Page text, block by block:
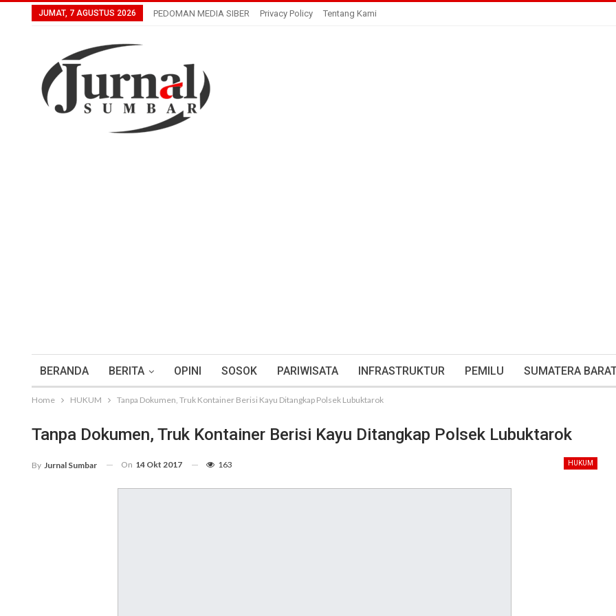
JUMAT, 7 AGUSTUS 2026 PEDOMAN MEDIA SIBER Privacy Policy Tentang Kami
BERANDA BERITA OPINI SOSOK PARIWISATA INFRASTRUKTUR PEMILU SUMATERA
Home HUKUM Tanpa Dokumen, Truk Kontainer Berisi Kayu Ditangkap Polsek Lubuktarok
Tanpa Dokumen, Truk Kontainer Berisi Kayu Ditangkap Polsek Lubuktarok
HUKUM
By Jurnal Sumbar On 14 Okt 2017 163